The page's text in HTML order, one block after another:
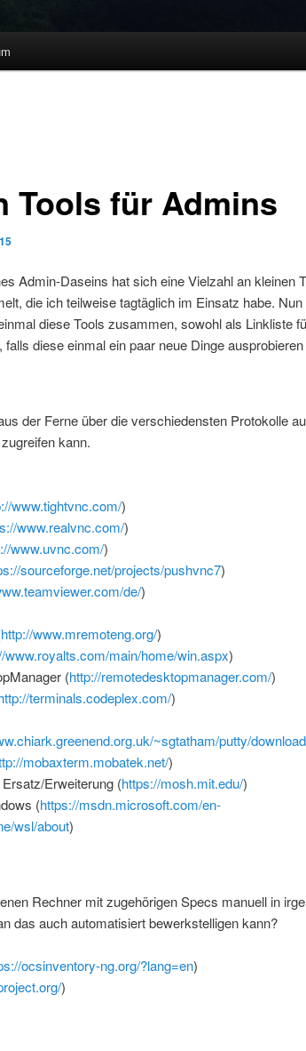
Tools für Admins
Admin-Daseins hat sich eine Vielzahl an kleinen
die ich teilweise tagtäglich im Einsatz habe.
diese Tools zusammen, sowohl als Linkliste
diese einmal ein paar neue Dinge
der Ferne über die verschiedensten Protokolle
kann.
www.tightvnc.com/)
www.realvnc.com/)
www.uvnc.com/)
sourceforge.net/projects/pushvnc7)
de/)
http://www.mremoteng.org/)
www.royalts.com/main/home/win.aspx)
(http://remotedesktopmanager.com/)
terminals.codeplex.com/)
~sgtatham/putty/
mobaxterm.mobatek.net/)
Erweiterung (https://mosh.mit.edu/)
(https://msdn.microsoft.com/en-
wsl/about)
Rechner mit zugehörigen Specs manuell in
das auch automatisiert bewerkstelligen kann?
ocsinventory-ng.org/?lang=en)
)